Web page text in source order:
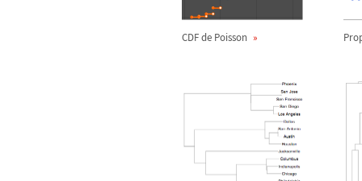
CDF de Poisson